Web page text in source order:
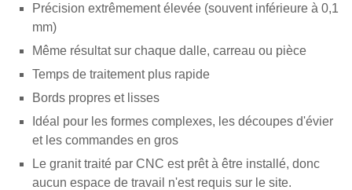
Précision extrêmement élevée (souvent inférieure à 0,1
mm)
Même résultat sur chaque dalle, carreau ou pièce
Temps de traitement plus rapide
Bords propres et lisses
Idéal pour les formes complexes, les découpes d'évier
et les commandes en gros
Le granit traité par CNC est prêt à être installé, donc
aucun espace de travail n'est requis sur le site.